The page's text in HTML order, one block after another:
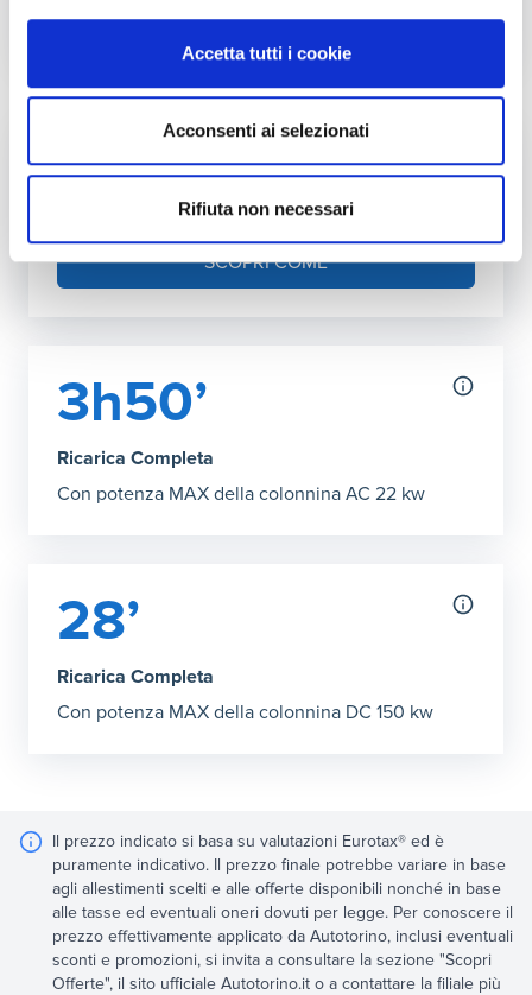
Accetta tutti i cookie
Acconsenti ai selezionati
Rifiuta non necessari
Autonomia ricarica DC (150kW max)
28’ Ricarica Completa:96,6 km
Fai l'upgrade a più kW in casa
SCOPRI COME
3h50’
Ricarica Completa
Con potenza MAX della colonnina AC 22 kw
28’
Ricarica Completa
Con potenza MAX della colonnina DC 150 kw
Il prezzo indicato si basa su valutazioni Eurotax® ed è
puramente indicativo. Il prezzo finale potrebbe variare in base
agli allestimenti scelti e alle offerte disponibili nonché in base
alle tasse ed eventuali oneri dovuti per legge. Per conoscere il
prezzo effettivamente applicato da Autotorino, inclusi eventuali
sconti e promozioni, si invita a consultare la sezione "Scopri
Offerte", il sito ufficiale Autotorino.it o a contattare la filiale più